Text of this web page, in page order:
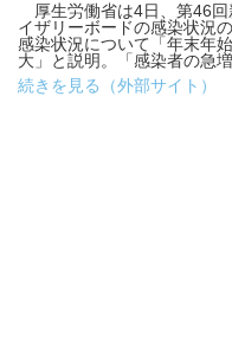
厚生労働省は4日、第46回
イザリーボードの感染状況
感染状況について「年末年
大」と説明。「感染者の急
続きを見る（外部サイト）